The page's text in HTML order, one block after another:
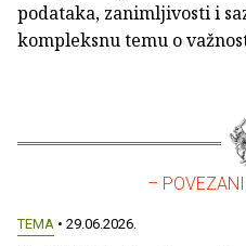
podataka, zanimljivosti i
kompleksnu temu o
–
TEMA • 29.06.2026.